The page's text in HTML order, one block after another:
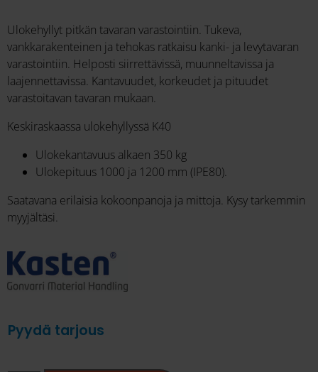
Ulokehyllyt pitkän tavaran varastointiin. Tukeva,
vankkarakenteinen ja tehokas ratkaisu kanki- ja levytavaran
varastointiin. Helposti siirrettävissä, muunneltavissa ja
laajennettavissa. Kantavuudet, korkeudet ja pituudet
varastoitavan tavaran mukaan.
Keskiraskaassa ulokehyllyssä K40
Ulokekantavuus alkaen 350 kg
Ulokepituus 1000 ja 1200 mm (IPE80).
Saatavana erilaisia kokoonpanoja ja mittoja. Kysy tarkemmin
myyjältäsi.
Pyydä tarjous